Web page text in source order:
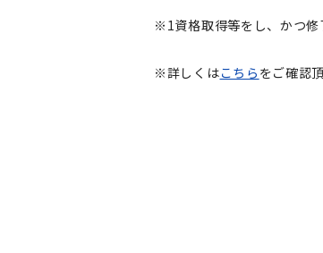
※1資格取得等をし、かつ
※詳しくはこちら をご確認